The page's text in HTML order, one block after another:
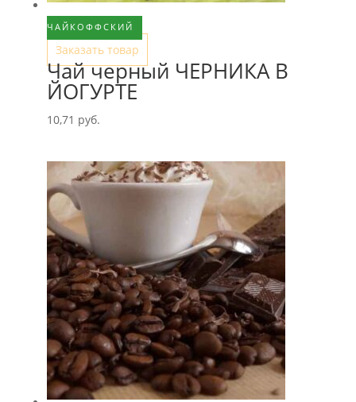
ЧАЙКОФФСКИЙ
Заказать товар
Чай черный ЧЕРНИКА В
ЙОГУРТЕ
10,71 руб.